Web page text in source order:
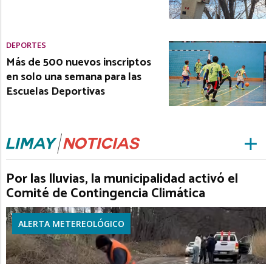
DEPORTES
Más de 500 nuevos inscriptos
en solo una semana para las
Escuelas Deportivas
Por las lluvias, la municipalidad activó el
Comité de Contingencia Climática
ALERTA METEREOLÓGICO